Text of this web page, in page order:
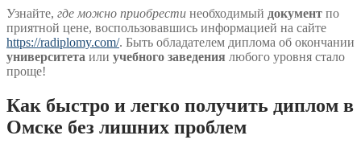
Узнайте, где можно приобрести необходимый документ по
приятной цене, воспользовавшись информацией на сайте
https://radiplomy.com/. Быть обладателем диплома об окончании
университета или учебного заведения любого уровня стало
проще!
Как быстро и легко получить диплом в
Омске без лишних проблем